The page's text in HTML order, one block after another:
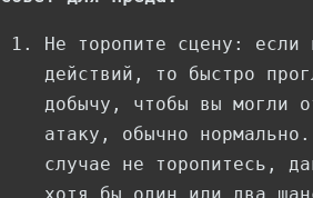
Не торопите сцену: если
действий, то быстро
добычу, чтобы вы могли
атаку, обычно
случае не торопитесь,